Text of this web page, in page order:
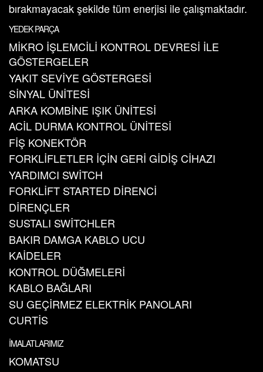
bırakmayacak şekilde tüm enerjisi ile çalışmaktadır.
YEDEK PARÇA
MİKRO İŞLEMCİLİ KONTROL DEVRESİ İLE
GÖSTERGELER
YAKIT SEVİYE GÖSTERGESİ
SİNYAL ÜNİTESİ
ARKA KOMBİNE IŞIK ÜNİTESİ
ACİL DURMA KONTROL ÜNİTESİ
FİŞ KONEKTÖR
FORKLİFLETLER İÇİN GERİ GİDİŞ CİHAZI
YARDIMCI SWİTCH
FORKLİFT STARTED DİRENCİ
DİRENÇLER
SUSTALI SWİTCHLER
BAKIR DAMGA KABLO UCU
KAİDELER
KONTROL DÜĞMELERİ
KABLO BAĞLARI
SU GEÇİRMEZ ELEKTRİK PANOLARI
CURTİS
İMALATLARIMIZ
KOMATSU